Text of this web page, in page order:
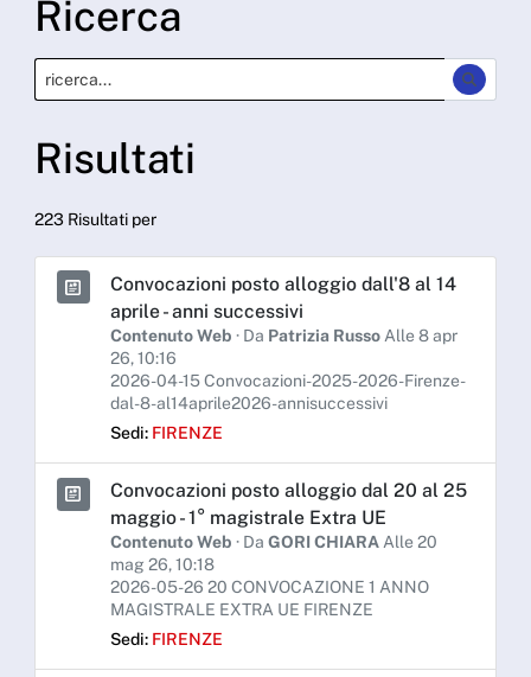
Ricerca
Risultati
223 Risultati per
Convocazioni posto alloggio dall'8 al 14
aprile - anni successivi
Contenuto Web · Da Patrizia Russo Alle 8 apr
26, 10:16
2026-04-15 Convocazioni-2025-2026-Firenze-
dal-8-al14aprile2026-annisuccessivi
Sedi: FIRENZE
Convocazioni posto alloggio dal 20 al 25
maggio - 1° magistrale Extra UE
Contenuto Web · Da GORI CHIARA Alle 20
mag 26, 10:18
2026-05-26 20 CONVOCAZIONE 1 ANNO
MAGISTRALE EXTRA UE FIRENZE
Sedi: FIRENZE